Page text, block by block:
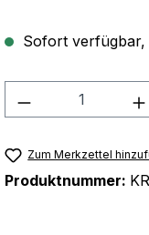
Sofort verfügbar,
Produkt
Zum Merkzettel
Produktnummer: